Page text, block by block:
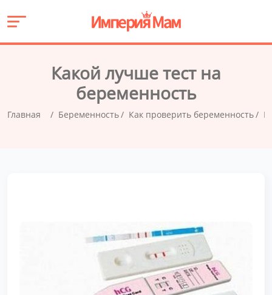
Какой лучше тест на
беременность
Главная Беременность Как проверить беременность